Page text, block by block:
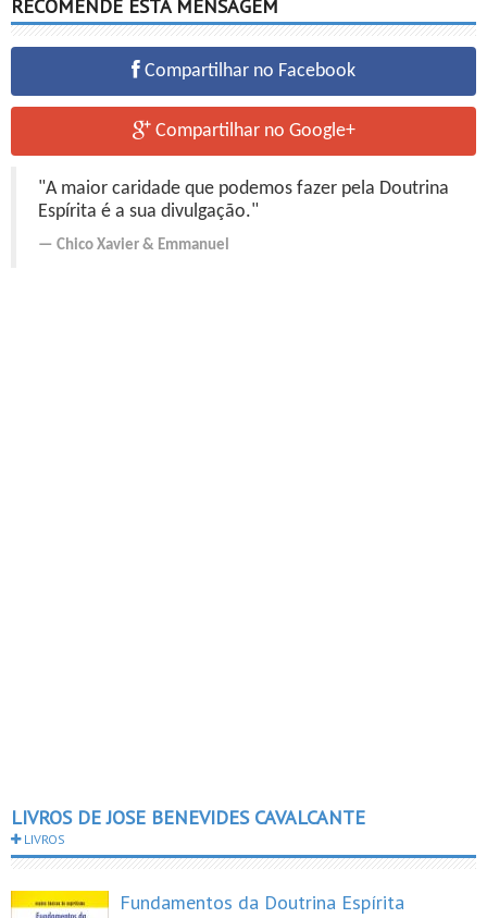
RECOMENDE ESTA MENSAGEM
Compartilhar no Facebook
Compartilhar no Google+
"A maior caridade que podemos fazer pela Doutrina
Espírita é a sua divulgação."
Chico Xavier & Emmanuel
LIVROS DE JOSE BENEVIDES CAVALCANTE
LIVROS
Fundamentos da Doutrina Espírita